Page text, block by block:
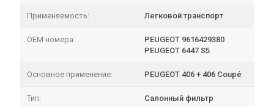
Применяемость: Легковой транспорт
OEM номера:
PEUGEOT 9616429380
PEUGEOT 6447 S5
Основное применение: PEUGEOT 406 + 406 Coupé
Тип: Салонный фильтр